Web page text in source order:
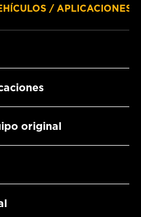
/ APLICACIONES
original